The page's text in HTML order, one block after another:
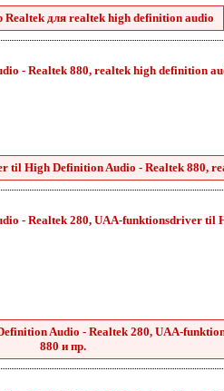
Realtek для realtek high definition audio
- Realtek 880, realtek high definition
til High Definition Audio - Realtek 880,
- Realtek 280, UAA-funktionsdriver til
Audio - Realtek 280, UAA-
880 и пр.